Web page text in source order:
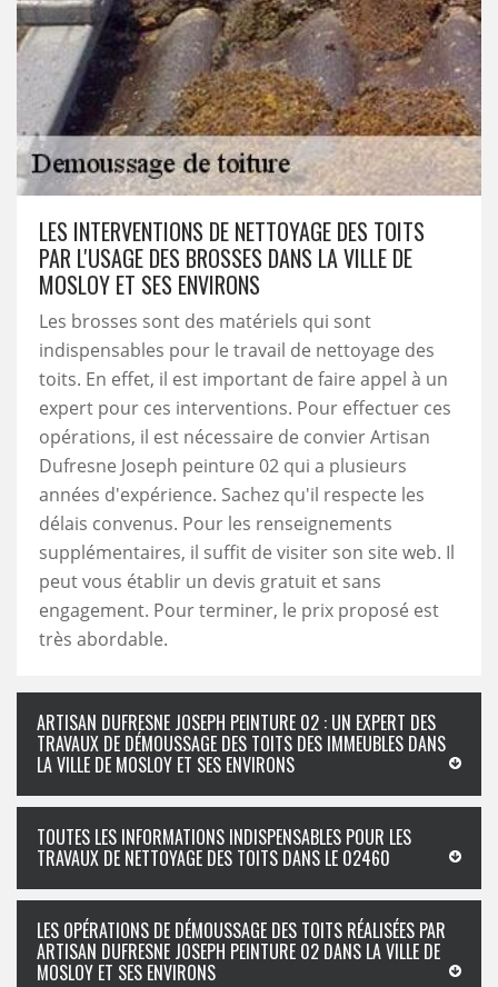
LES INTERVENTIONS DE NETTOYAGE DES TOITS
PAR L'USAGE DES BROSSES DANS LA VILLE DE
MOSLOY ET SES ENVIRONS
Les brosses sont des matériels qui sont
indispensables pour le travail de nettoyage des
toits. En effet, il est important de faire appel à un
expert pour ces interventions. Pour effectuer ces
opérations, il est nécessaire de convier Artisan
Dufresne Joseph peinture 02 qui a plusieurs
années d'expérience. Sachez qu'il respecte les
délais convenus. Pour les renseignements
supplémentaires, il suffit de visiter son site web. Il
peut vous établir un devis gratuit et sans
engagement. Pour terminer, le prix proposé est
très abordable.
ARTISAN DUFRESNE JOSEPH PEINTURE 02 : UN EXPERT DES
TRAVAUX DE DÉMOUSSAGE DES TOITS DES IMMEUBLES DANS
LA VILLE DE MOSLOY ET SES ENVIRONS
TOUTES LES INFORMATIONS INDISPENSABLES POUR LES
TRAVAUX DE NETTOYAGE DES TOITS DANS LE 02460
LES OPÉRATIONS DE DÉMOUSSAGE DES TOITS RÉALISÉES PAR
ARTISAN DUFRESNE JOSEPH PEINTURE 02 DANS LA VILLE DE
MOSLOY ET SES ENVIRONS